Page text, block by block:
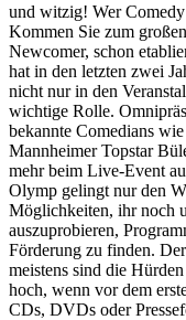
und witzig! Wer Comedy
Kommen Sie zum
Newcomer, schon
hat in den letzten zwei
nicht nur in den
wichtige Rolle.
bekannte Comedians
Mannheimer Topstar
mehr beim Live-Event
Olymp gelingt nur den
Möglichkeiten, ihr noch
auszuprobieren,
Förderung zu finden.
meistens sind die
hoch, wenn vor dem
CDs, DVDs oder